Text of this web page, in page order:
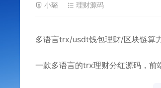
小璐 理财源码
多语言trx/usdt钱包理财/区块链算
一款多语言的trx理财分红源码，前